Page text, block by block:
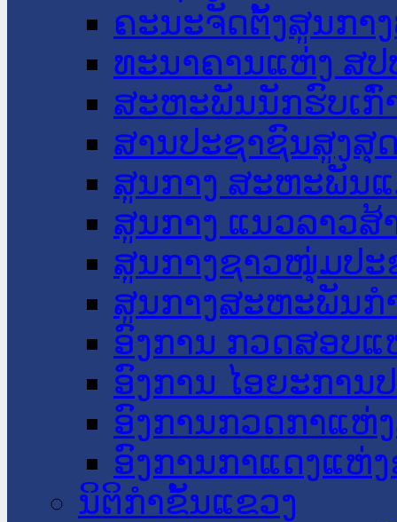
ຄະນະຈັດຕັ້ງສູນກາ
ທະນາຄານແຫ່ງ ສປ
ສະຫະພັນນັກຮົບເກົ່
ສານປະຊາຊົນສູງສຸ
ສູນກາງ ສະຫະພັນ
ສູນກາງ ແນວລາວສ້
ສູນກາງຊາວໜຸ່ມປະ
ສູນກາງສະຫະພັນກ
ອົງການ ກວດສອບແ
ອົງການ ໄອຍະການ
ອົງການກວດກາແຫ່
ອົງການກາແດງແຫ່
ນິຕິກໍາຂັ້ນແຂວງ